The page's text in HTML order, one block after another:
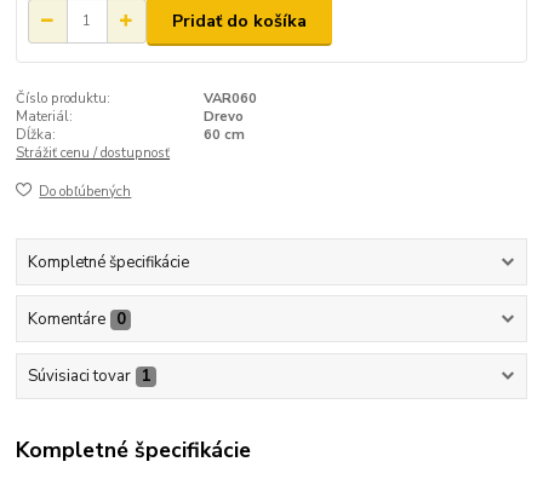
Pridať do košíka
Číslo produktu:
VAR060
Materiál:
Drevo
Dĺžka:
60 cm
Strážiť cenu / dostupnosť
Do obľúbených
Kompletné špecifikácie
Komentáre 0
Súvisiaci tovar 1
Kompletné špecifikácie